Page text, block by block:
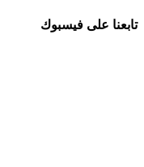
تابعنا على فيسبوك